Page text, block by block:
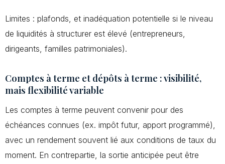
Limites : plafonds, et inadéquation potentielle si le niveau
de liquidités à structurer est élevé (entrepreneurs,
dirigeants, familles patrimoniales).
Comptes à terme et dépôts à terme : visibilité,
mais flexibilité variable
Les comptes à terme peuvent convenir pour des
échéances connues (ex. impôt futur, apport programmé),
avec un rendement souvent lié aux conditions de taux du
moment. En contrepartie, la sortie anticipée peut être